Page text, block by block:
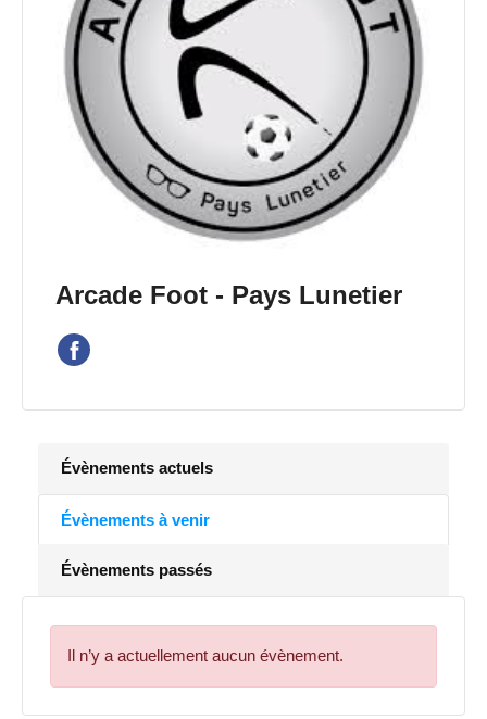
Arcade Foot - Pays Lunetier
Évènements actuels
Évènements à venir
Évènements passés
Il n’y a actuellement aucun évènement.